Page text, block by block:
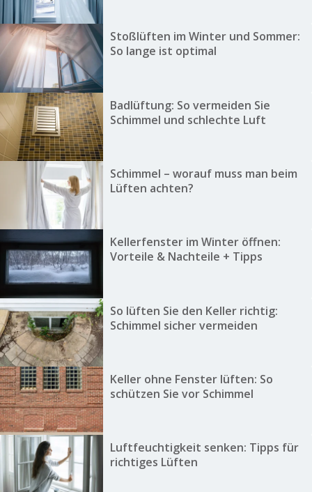
Stoßlüften im Winter und Sommer:
So lange ist optimal
Badlüftung: So vermeiden Sie
Schimmel und schlechte Luft
Schimmel – worauf muss man beim
Lüften achten?
Kellerfenster im Winter öffnen:
Vorteile & Nachteile + Tipps
So lüften Sie den Keller richtig:
Schimmel sicher vermeiden
Keller ohne Fenster lüften: So
schützen Sie vor Schimmel
Luftfeuchtigkeit senken: Tipps für
richtiges Lüften